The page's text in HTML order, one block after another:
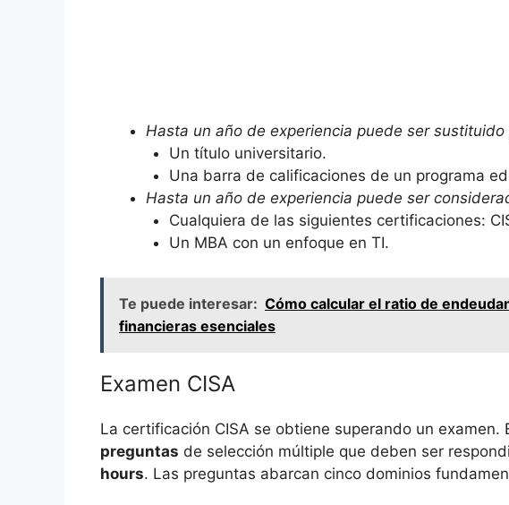
Hasta un año de experiencia puede ser sustituido
Un título universitario.
Una barra de calificaciones de un programa
Hasta un año de experiencia puede ser
Cualquiera de las siguientes certificaciones:
Un MBA con un enfoque en TI.
Te puede interesar: Cómo calcular el ratio de
financieras esenciales
Examen CISA
La certificación CISA se obtiene superando un examen.
preguntas de selección múltiple que deben ser
hours. Las preguntas abarcan cinco dominios